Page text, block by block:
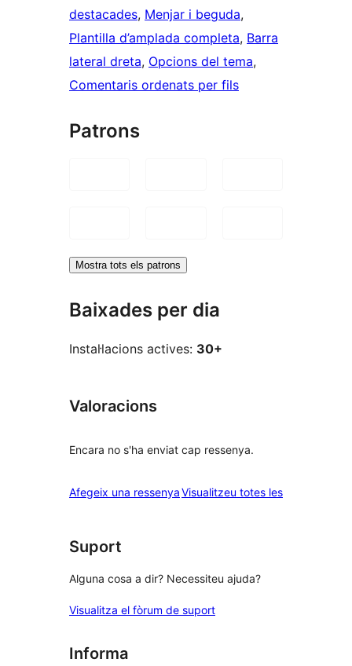
destacades, Menjar i beguda
Plantilla d’amplada completa, Barra
lateral dreta, Opcions del tema
Comentaris ordenats per fils
Patrons
Mostra tots els patrons
Baixades per dia
Instal·lacions actives: 30+
Valoracions
Encara no s'ha enviat cap ressenya.
Afegeix una ressenyaVisualitzeu totes lesressenyes
Suport
Alguna cosa a dir? Necessiteu ajuda?
Visualitza el fòrum de suport
Informa